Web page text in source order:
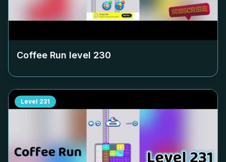
Coffee Run level 230
Level 231